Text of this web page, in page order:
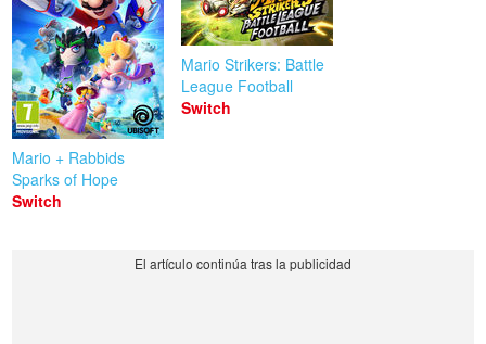
Mario + Rabbids
Sparks of Hope
Switch
Mario Strikers: Battle
League Football
Switch